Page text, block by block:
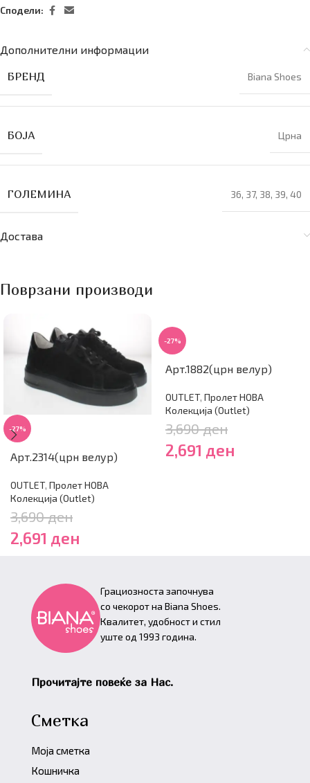
Сподели:
Дополнителни информации
БРЕНД Biana Shoes
БОЈА Црна
ГОЛЕМИНА 36, 37, 38, 39, 40
Достава
Поврзани производи
-27%
Арт.2314(црн велур)
OUTLET, Пролет НОВА
Колекција (Outlet)
3,690ден
2,691 ден
-27%
Арт.1882(црн велур)
OUTLET, Пролет НОВА
Колекција (Outlet)
3,690ден
2,691 ден
Грациозноста започнува
со чекорот на Biana Shoes.
Квалитет, удобност и стил
уште од 1993 година.
Прочитајте повеќе за Нас.
Сметка
Моја сметка
Кошничка